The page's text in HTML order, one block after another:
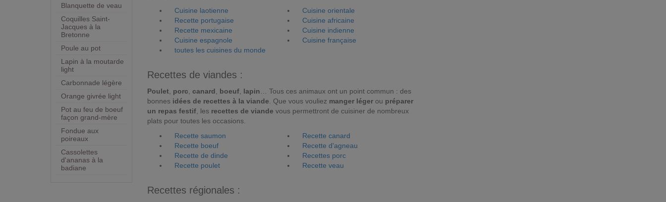
Blanquette de veau
Coquilles Saint-
Jacques à la
Bretonne
Poule au pot
Lapin à la moutarde
light
Carbonnade légère
Orange givrée light
Pot au feu de boeuf
façon grand-mère
Fondue aux
poireaux
Cassolettes
d'ananas à la
badiane
Cuisine laotienne
Cuisine orientale
Recette portugaise
Cuisine africaine
Recette mexicaine
Cuisine indienne
Cuisine espagnole
Cuisine française
toutes les cuisines du monde
Recettes de viandes :
Poulet porc canard boeuf lapin … Tous ces animaux ont un point commun : des
bonnes idées de recettes à la viande . Que vous vouliez manger léger ou préparer
un repas festif , les recettes de viande vous permettront de cuisiner de nombreux
plats pour toutes les occasions.
Recette saumon
Recette canard
Recette boeuf
Recette d'agneau
Recette de dinde
Recettes porc
Recette poulet
Recette veau
Recettes régionales :